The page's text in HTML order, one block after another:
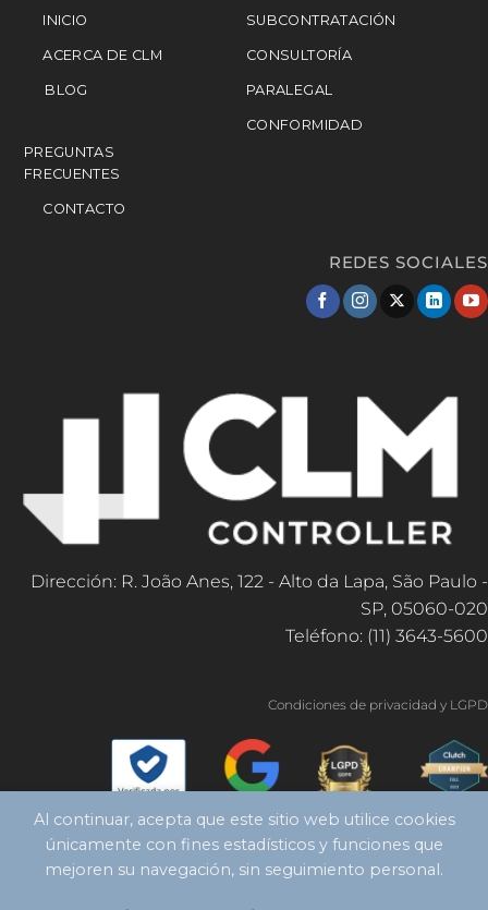
INICIO
ACERCA DE CLM
BLOG
PREGUNTAS
FRECUENTES
CONTACTO
SUBCONTRATACIÓN
CONSULTORÍA
PARALEGAL
CONFORMIDAD
REDES SOCIALES
Dirección: R. João Anes, 122 - Alto da Lapa, São Paulo -
SP, 05060-020
Teléfono: (11) 3643-5600
Condiciones de privacidad y LGPD
Al continuar, acepta que este sitio web utilice cookies
únicamente con fines estadísticos y funciones que
mejoren su navegación, sin seguimiento personal.